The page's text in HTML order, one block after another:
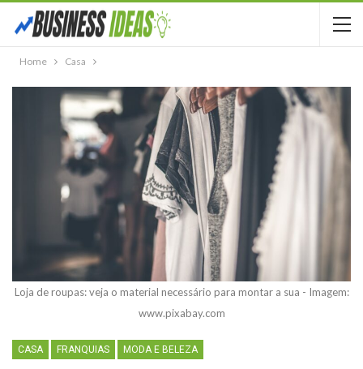
Home Casa
Loja de roupas: veja o material necessário para montar a sua - Imagem:
www.pixabay.com
CASA FRANQUIAS MODA E BELEZA